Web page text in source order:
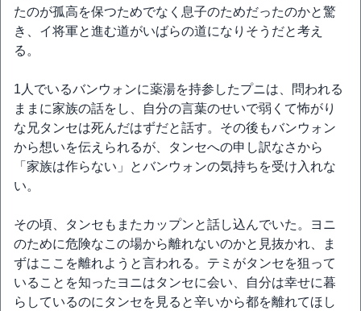
たのが孤高を保つためでなく息子のためだったのかと驚
き、イ将軍と進む道がいばらの道になりそうだと考え
る。
1人でいるバンウォンに薬湯を持参したプニは、問われる
ままに家族の話をし、自分の言葉のせいで弱くて怖がり
な兄タンセは死んだはずだと話す。その後もバンウォン
から想いを伝えられるが、タンセへの申し訳なさから
「家族は作らない」とバンウォンの気持ちを受け入れな
い。
その頃、タンセもまたカップンと話し込んでいた。ヨニ
のために危険なこの場から離れないのかと見抜かれ、ま
ずはここを離れようと言われる。テミがタンセを狙って
いることを知ったヨニはタンセに会い、自分は幸せに暮
らしているのにタンセを見ると辛いから都を離れてほし